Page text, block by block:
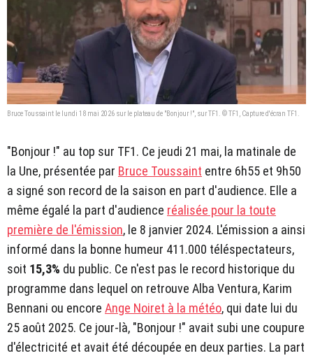
Bruce Toussaint le lundi 18 mai 2026 sur le plateau de "Bonjour !", sur TF1. © TF1, Capture d'écran TF1.
"Bonjour !" au top sur TF1. Ce jeudi 21 mai, la matinale de
la Une, présentée par Bruce Toussaint entre 6h55 et 9h50
a signé son record de la saison en part d'audience. Elle a
même égalé la part d'audience réalisée pour la toute
première de l'émission, le 8 janvier 2024. L'émission a ainsi
informé dans la bonne humeur 411.000 téléspectateurs,
soit 15,3% du public. Ce n'est pas le record historique du
programme dans lequel on retrouve Alba Ventura, Karim
Bennani ou encore Ange Noiret à la météo, qui date lui du
25 août 2025. Ce jour-là, "Bonjour !" avait subi une coupure
d'électricité et avait été découpée en deux parties. La part